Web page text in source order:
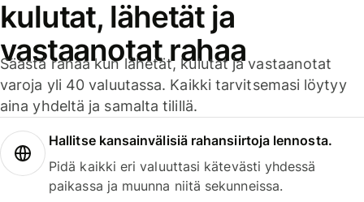
kulutat, lähetät ja
vastaanotat rahaa
Säästä rahaa kun lähetät, kulutat ja vastaanotat
varoja yli 40 valuutassa. Kaikki tarvitsemasi löytyy
aina yhdeltä ja samalta tilillä.
Hallitse kansainvälisiä rahansiirtoja lennosta.
Pidä kaikki eri valuuttasi kätevästi yhdessä
paikassa ja muunna niitä sekunneissa.